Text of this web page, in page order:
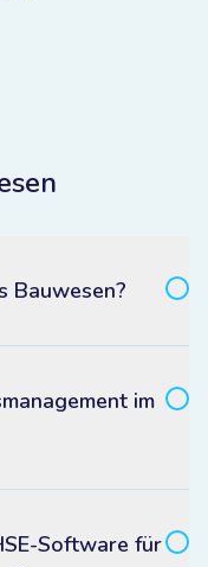
Bauwesen?
im
Software für